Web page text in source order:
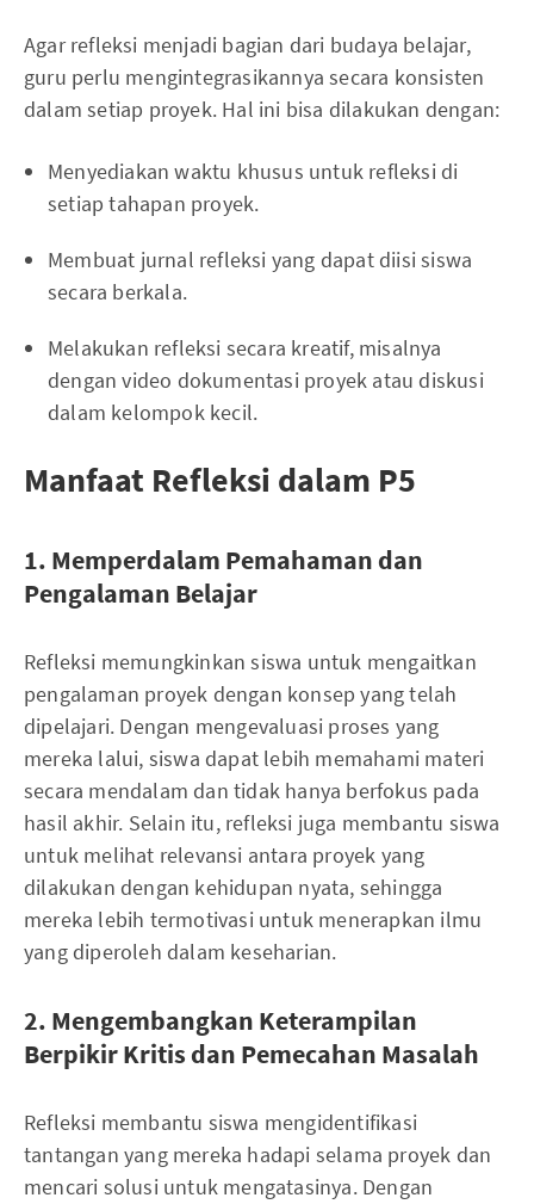
Agar refleksi menjadi bagian dari budaya belajar,
guru perlu mengintegrasikannya secara konsisten
dalam setiap proyek. Hal ini bisa dilakukan dengan:
Menyediakan waktu khusus untuk refleksi di
setiap tahapan proyek.
Membuat jurnal refleksi yang dapat diisi siswa
secara berkala.
Melakukan refleksi secara kreatif, misalnya
dengan video dokumentasi proyek atau diskusi
dalam kelompok kecil.
Manfaat Refleksi dalam P5
1. Memperdalam Pemahaman dan
Pengalaman Belajar
Refleksi memungkinkan siswa untuk mengaitkan
pengalaman proyek dengan konsep yang telah
dipelajari. Dengan mengevaluasi proses yang
mereka lalui, siswa dapat lebih memahami materi
secara mendalam dan tidak hanya berfokus pada
hasil akhir. Selain itu, refleksi juga membantu siswa
untuk melihat relevansi antara proyek yang
dilakukan dengan kehidupan nyata, sehingga
mereka lebih termotivasi untuk menerapkan ilmu
yang diperoleh dalam keseharian.
2. Mengembangkan Keterampilan
Berpikir Kritis dan Pemecahan Masalah
Refleksi membantu siswa mengidentifikasi
tantangan yang mereka hadapi selama proyek dan
mencari solusi untuk mengatasinya. Dengan